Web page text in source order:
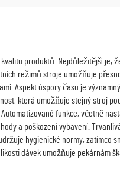
produktů. Nejdůležitější
režimů stroje umožňuje
Aspekt úspory času je
která umožňuje stejný stroj
funkce, včetně
a poškození vybavení.
hygienické normy, zatímco
dávek umožňuje pekárnám